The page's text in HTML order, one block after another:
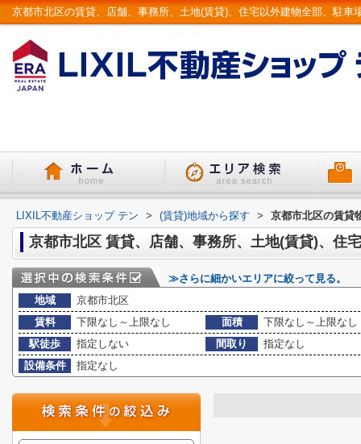
LIXIL不動産ショップ テン > (賃貸)地域から探す > 京都市北区の賃貸
京都市北区 賃貸、店舗、事務所、土地(賃貸)、住
≫さらに細かいエリアに絞って見る。
地域
京都市北区
賃料
下限なし～上限なし 面積
下限なし～上限なし
駅徒歩
指定しない 間取り
指定なし
設備条件
指定なし